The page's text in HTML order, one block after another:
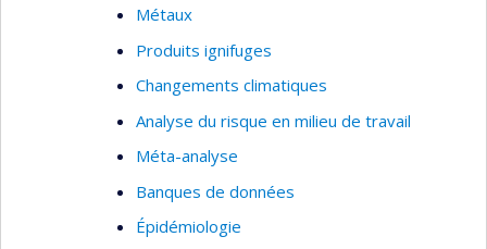
Métaux
Produits ignifuges
Changements climatiques
Analyse du risque en milieu de travail
Méta-analyse
Banques de données
Épidémiologie